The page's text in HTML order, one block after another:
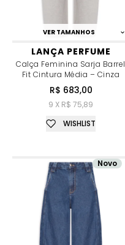
VER TAMANHOS
LANÇA PERFUME
Calça Feminina Sarja Barrel
Fit Cintura Média – Cinza
R$ 683,00
9 X R$ 75,89
WISHLIST
Novo